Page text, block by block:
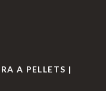
A PELLETS |